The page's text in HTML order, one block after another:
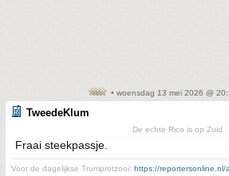
• woensdag 13 mei 2026 @
TweedeKlum
De echte Rico is op Zuid.
Fraai steekpassje.
Voor de dagelijkse Trumprotzooi: https://reportersonline.nl/